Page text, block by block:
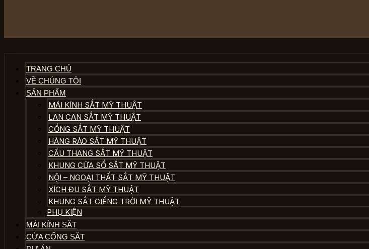
TRANG CHỦ
VỀ CHÚNG TÔI
SẢN PHẨM
MÁI KÍNH SẮT MỸ THUẬT
LAN CAN SẮT MỸ THUẬT
CỔNG SẮT MỸ THUẬT
HÀNG RÀO SẮT MỸ THUẬT
CẦU THANG SẮT MỸ THUẬT
KHUNG CỬA SỔ SẮT MỸ THUẬT
NỘI – NGOẠI THẤT SẮT MỸ THUẬT
XÍCH ĐU SẮT MỸ THUẬT
KHUNG SẮT GIẾNG TRỜI MỸ THUẬT
PHỤ KIỆN
MÁI KÍNH SẮT
CỬA CỔNG SẮT